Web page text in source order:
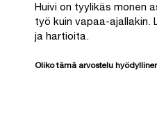
Huivi on tyylikäs monen
työ kuin vapaa-ajallakin.
ja hartioita.
Oliko tämä arvostelu